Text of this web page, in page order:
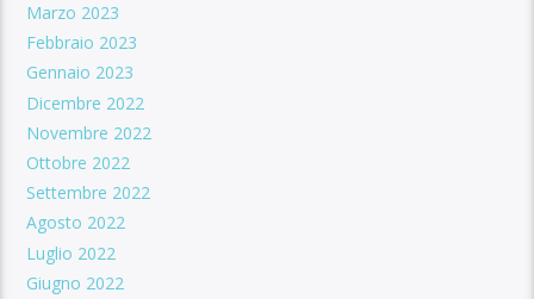
Marzo 2023
Febbraio 2023
Gennaio 2023
Dicembre 2022
Novembre 2022
Ottobre 2022
Settembre 2022
Agosto 2022
Luglio 2022
Giugno 2022